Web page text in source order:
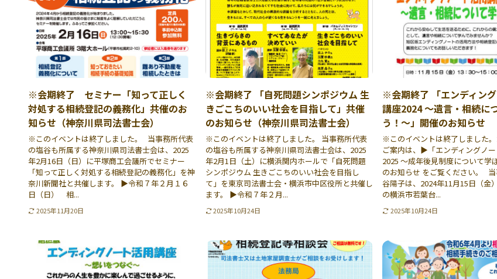
※会期終了 セミナー「知って正しく
対処する相続登記の義務化」共催のお
知らせ（神奈川県司法書士会）
※このイベントは終了しました。 当事務所代表
の塩谷も所属する神奈川県司法書士会は、2025
年2月16日（日）に平塚商工会議所でセミナー
「知って正しく対処する相続登記の義務化」を神
奈川新聞社と共催します。 ▶令和７年２月１６
日（日） 相...
2025年11月20日
※会期終了 「自死問題シンポジウム 生
きごこちのいい社会を目指して」共催
のお知らせ（神奈川県司法書士会）
※このイベントは終了しました。 当事務所代表
の塩谷も所属する神奈川県司法書士会は、2025
年2月1日（土）に横浜関内ホールで「自死問題
シンポジウム 生きごこちのいい社会を目指し
て」を東京司法書士会・横浜市中区役所と共催し
ます。 ▶令和７年２月...
2025年10月24日
※会期終了 「エンディン
講座2024 〜遺言・相続に
う！〜」開催のお知らせ
※このイベントは終了しました
ご案内は、▶「エンディングノ
2025 〜成年後見制度について学
のお知らせ をご覧ください。
谷陽子は、2024年11月15日（金
の横浜市若葉台...
2025年10月24日